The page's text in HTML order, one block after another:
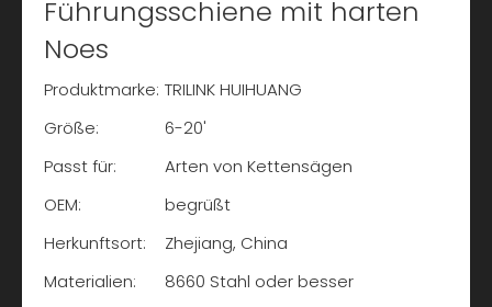
Führungsschiene mit harten
Noes
Produktmarke: TRILINK HUIHUANG
Größe:
6-20'
Passt für:
Arten von Kettensägen
OEM:
begrüßt
Herkunftsort:
Zhejiang, China
Materialien:
8660 Stahl oder besser